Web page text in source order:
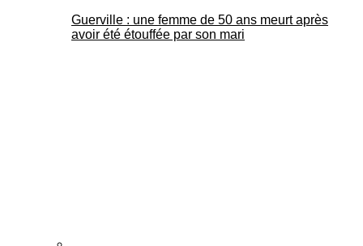
Guerville : une femme de 50 ans meurt après
avoir été étouffée par son mari